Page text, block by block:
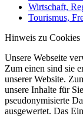
Wirtschaft,
Tourismus,
Hinweis zu Cookies
Unsere Webseite
Zum einen sind sie
unserer Website.
unsere Inhalte für
pseudonymisierte
ausgewertet. Das